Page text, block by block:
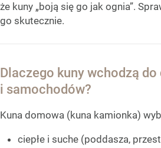
że kuny „boją się go jak ognia”.
go skutecznie.
Dlaczego kuny wchodzą
i samochodów?
Kuna domowa (kuna kamionka)
ciepłe i suche (poddasza,